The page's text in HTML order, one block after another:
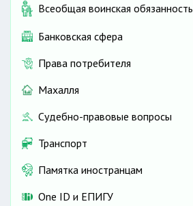
Всеобщая воинская обязанность
Банковская сфера
Права потребителя
Махалля
Судебно-правовые вопросы
Транспорт
Памятка иностранцам
One ID и ЕПИГУ